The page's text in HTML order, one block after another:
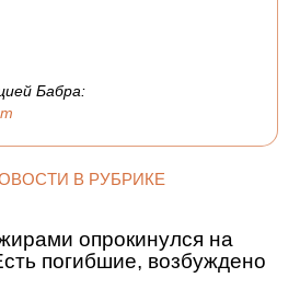
Бабра:
В РУБРИКЕ
опрокинулся на
погибшие, возбуждено